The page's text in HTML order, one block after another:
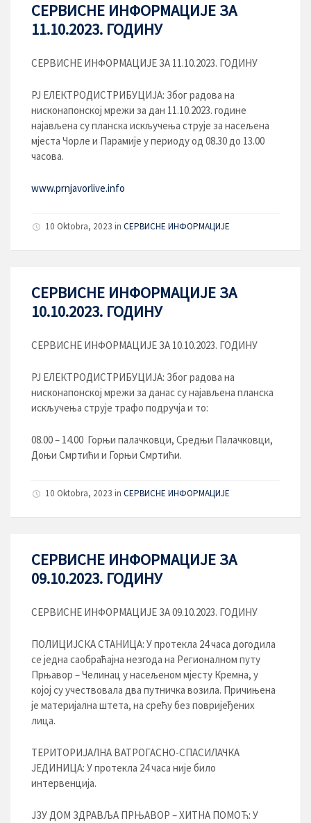
СЕРВИСНЕ ИНФОРМАЦИЈЕ ЗА
11.10.2023. ГОДИНУ
СЕРВИСНЕ ИНФОРМАЦИЈЕ ЗА 11.10.2023. ГОДИНУ
РЈ ЕЛЕКТРОДИСТРИБУЦИЈA: Због радова на
нисконапонској мрежи за дан 11.10.2023. године
најављена су планска искључења струје за насељена
мјеста Чорле и Парамије у периоду од 08.30 до 13.00
часова.
www.prnjavorlive.info
10 Oktobra, 2023 in СЕРВИСНЕ ИНФОРМАЦИЈЕ
СЕРВИСНЕ ИНФОРМАЦИЈЕ ЗА
10.10.2023. ГОДИНУ
СЕРВИСНЕ ИНФОРМАЦИЈЕ ЗА 10.10.2023. ГОДИНУ
РЈ ЕЛЕКТРОДИСТРИБУЦИЈA: Због радова на
нисконапонској мрежи за данас су најављена планска
искључења струје трафо подручја и то:
08.00 – 14.00 Горњи палачковци, Средњи Палачковци,
Доњи Смртићи и Горњи Смртићи.
10 Oktobra, 2023 in СЕРВИСНЕ ИНФОРМАЦИЈЕ
СЕРВИСНЕ ИНФОРМАЦИЈЕ ЗА
09.10.2023. ГОДИНУ
СЕРВИСНЕ ИНФОРМАЦИЈЕ ЗА 09.10.2023. ГОДИНУ
ПОЛИЦИЈСКА СТАНИЦА: У протекла 24 часа догодила
се једна саобраћајна незгода на Регионалном путу
Прњавор – Челинац у насељеном мјесту Кремна, у
којој су учествовала два путничка возила. Причињена
је материјална штета, на срећу без повријеђених
лица.
ТЕРИТОРИЈАЛНА ВАТРОГАСНО-СПАСИЛАЧКА
ЈЕДИНИЦА: У протекла 24 часа није било
интервенција.
ЈЗУ ДОМ ЗДРАВЉА ПРЊАВОР – ХИТНА ПОМОЋ: У